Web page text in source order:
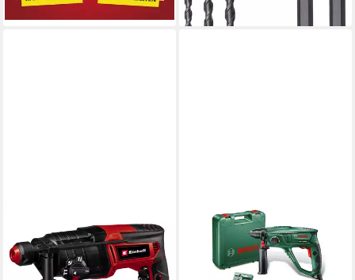
lieferbar - in 3-4 Werktagen bei dir